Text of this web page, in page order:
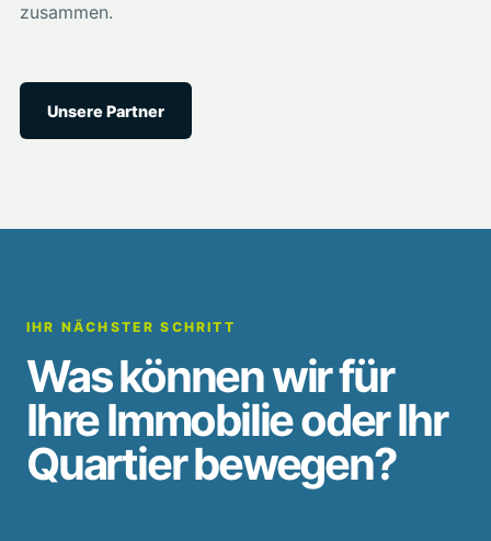
zusammen.
Unsere Partner
IHR NÄCHSTER SCHRITT
Was können wir für
Ihre Immobilie oder Ihr
Quartier bewegen?